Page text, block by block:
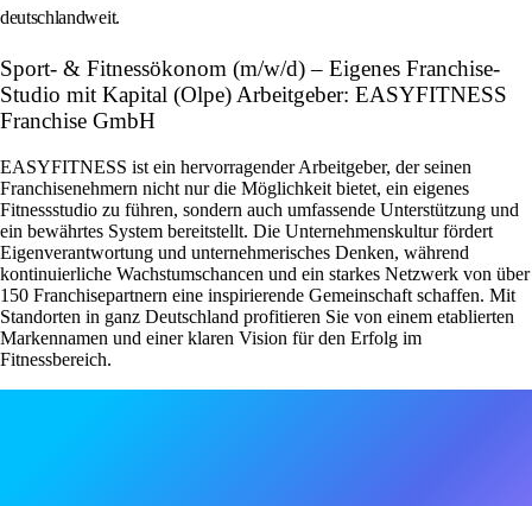
deutschlandweit.
Sport- & Fitnessökonom (m/w/d) – Eigenes Franchise-
Studio mit Kapital (Olpe) Arbeitgeber: EASYFITNESS
Franchise GmbH
EASYFITNESS ist ein hervorragender Arbeitgeber, der seinen
Franchisenehmern nicht nur die Möglichkeit bietet, ein eigenes
Fitnessstudio zu führen, sondern auch umfassende Unterstützung und
ein bewährtes System bereitstellt. Die Unternehmenskultur fördert
Eigenverantwortung und unternehmerisches Denken, während
kontinuierliche Wachstumschancen und ein starkes Netzwerk von über
150 Franchisepartnern eine inspirierende Gemeinschaft schaffen. Mit
Standorten in ganz Deutschland profitieren Sie von einem etablierten
Markennamen und einer klaren Vision für den Erfolg im
Fitnessbereich.